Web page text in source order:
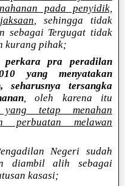
pada penyidik,
, sehingga tidak
sebagai Tergugat tidak
kurang pihak;
perkara pra peradilan
yang menyatakan
seharusnya tersangka
, oleh karena itu
yang tetap menahan
perbuatan melawan
Negeri sudah
diambil alih sebagai
kasasi;